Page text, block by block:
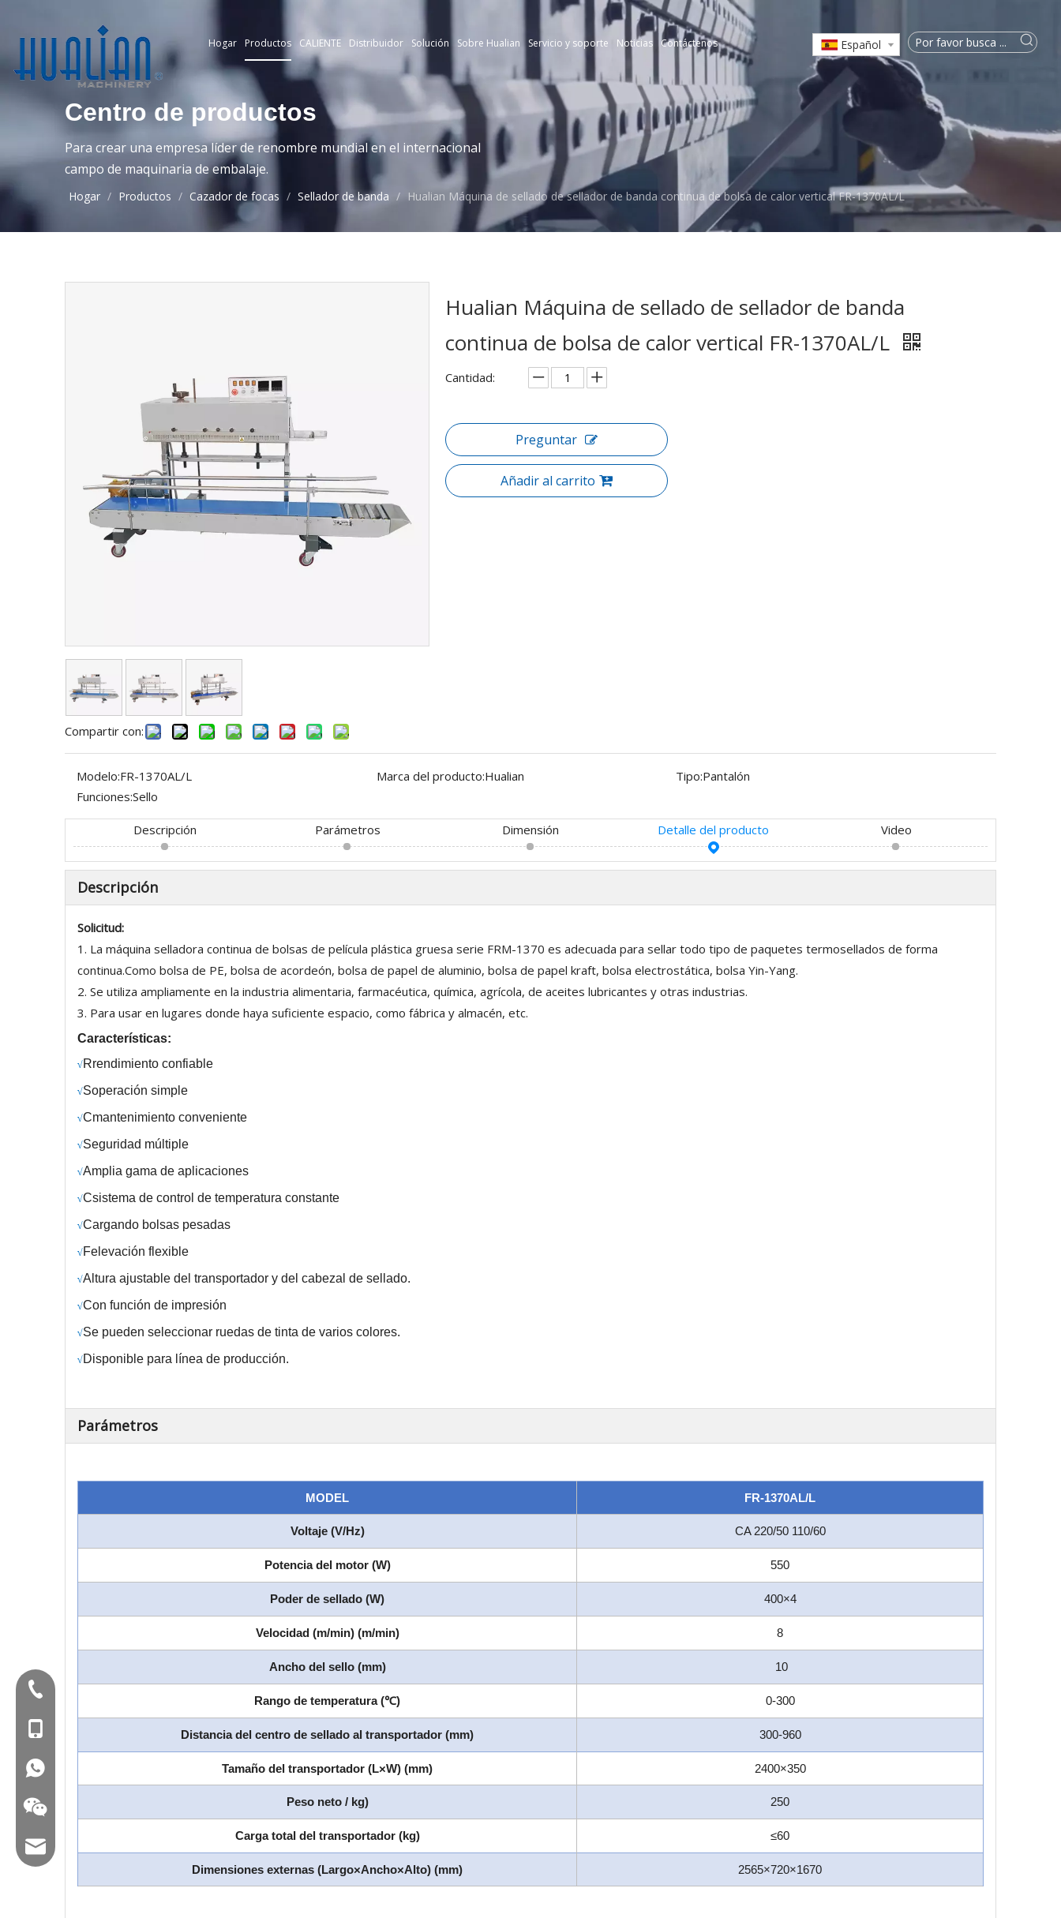
Hogar Productos CALIENTE Distribuidor Solución Sobre Hualian Servicio y soporte Noticias Contáctenos Español
Centro de productos
Para crear una empresa líder de renombre mundial en el internacional
campo de maquinaria de embalaje.
Hogar / Productos / Cazador de focas / Sellador de banda / Hualian Máquina de sellado de sellador de banda continua de bolsa de calor vertical FR-1370AL/L
Compartir con:
Hualian Máquina de sellado de sellador de banda
continua de bolsa de calor vertical FR-1370AL/L
Cantidad:
Preguntar
Añadir al carrito
Modelo:FR-1370AL/L Marca del producto:Hualian Tipo:Pantalón
Funciones:Sello
Descripción Parámetros Dimensión Detalle del producto Video
Descripción
Solicitud:
1. La máquina selladora continua de bolsas de película plástica gruesa serie FRM-1370 es adecuada para sellar todo tipo de paquetes termosellados de forma
continua.Como bolsa de PE, bolsa de acordeón, bolsa de papel de aluminio, bolsa de papel kraft, bolsa electrostática, bolsa Yin-Yang.
2. Se utiliza ampliamente en la industria alimentaria, farmacéutica, química, agrícola, de aceites lubricantes y otras industrias.
3. Para usar en lugares donde haya suficiente espacio, como fábrica y almacén, etc.
Características:
√Rrendimiento confiable
√Soperación simple
√Cmantenimiento conveniente
√Seguridad múltiple
√Amplia gama de aplicaciones
√Csistema de control de temperatura constante
√Cargando bolsas pesadas
√Felevación flexible
√Altura ajustable del transportador y del cabezal de sellado.
√Con función de impresión
√Se pueden seleccionar ruedas de tinta de varios colores.
√Disponible para línea de producción.
Parámetros
MODEL FR-1370AL/L
Voltaje (V/Hz) CA 220/50 110/60
Potencia del motor (W) 550
Poder de sellado (W) 400×4
Velocidad (m/min) (m/min) 8
Ancho del sello (mm) 10
Rango de temperatura (℃) 0-300
Distancia del centro de sellado al transportador (mm) 300-960
Tamaño del transportador (L×W) (mm) 2400×350
Peso neto / kg) 250
Carga total del transportador (kg) ≤60
Dimensiones externas (Largo×Ancho×Alto) (mm) 2565×720×1670
Tel:+86-577-88627766
Mob: +86-18858715170